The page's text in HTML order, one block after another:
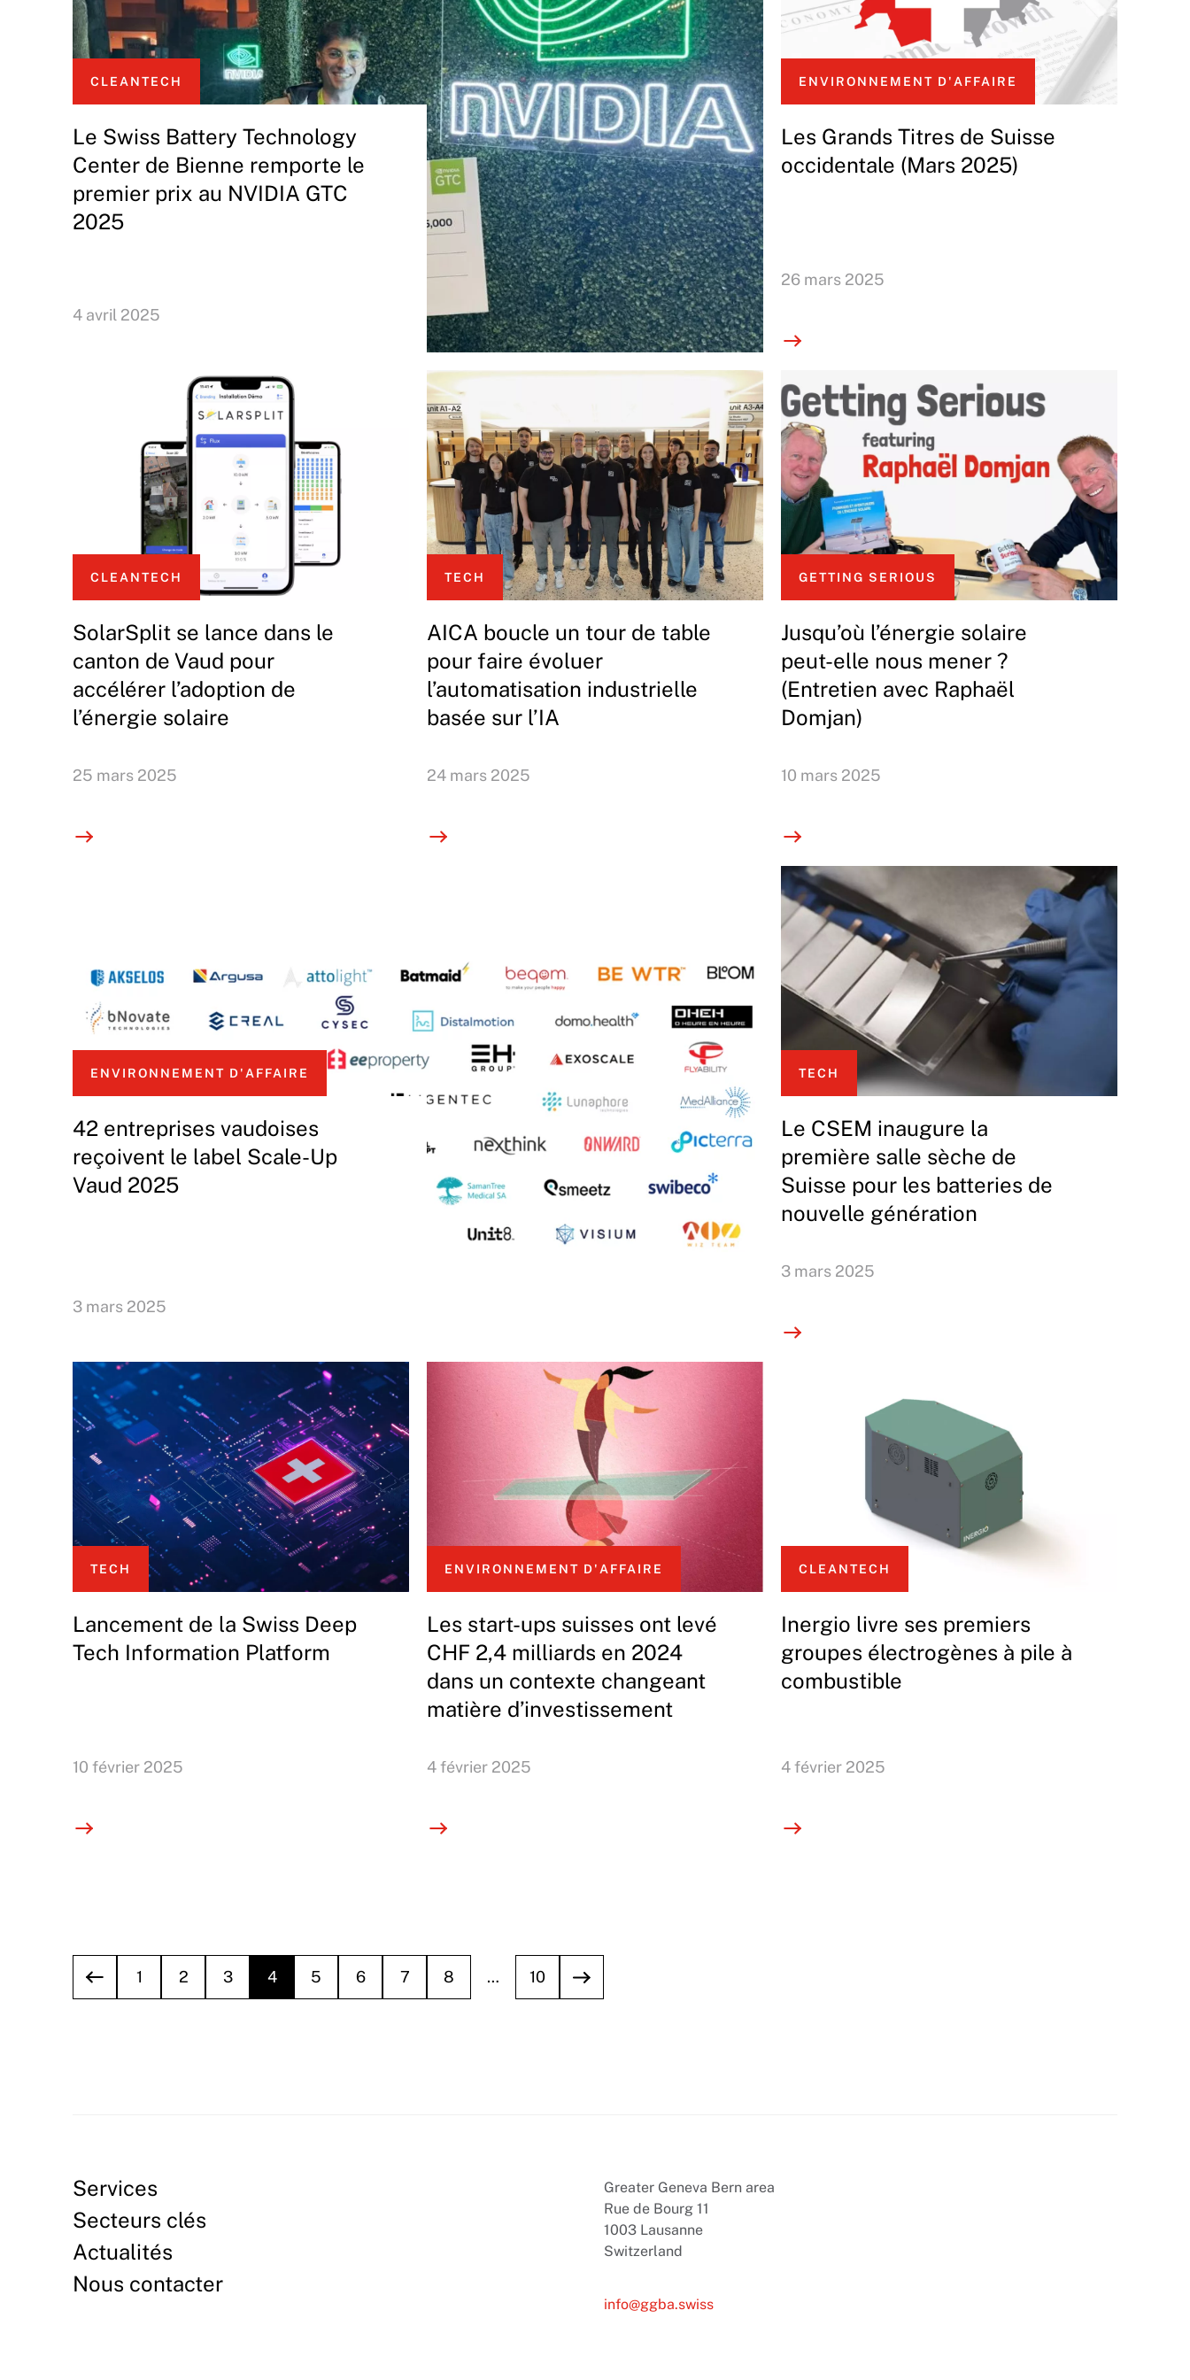
CLEANTECH
Le Swiss Battery Technology
Center de Bienne remporte le
premier prix au NVIDIA GTC
2025
4 avril 2025
ENVIRONNEMENT D'AFFAIRE
Les Grands Titres de Suisse
occidentale (Mars 2025)
26 mars 2025
CLEANTECH
SolarSplit se lance dans le
canton de Vaud pour
accélérer l’adoption de
l’énergie solaire
25 mars 2025
TECH
AICA boucle un tour de table
pour faire évoluer
l’automatisation industrielle
basée sur l’IA
24 mars 2025
GETTING SERIOUS
Jusqu’où l’énergie solaire
peut-elle nous mener ?
(Entretien avec Raphaël
Domjan)
10 mars 2025
ENVIRONNEMENT D'AFFAIRE
42 entreprises vaudoises
reçoivent le label Scale-Up
Vaud 2025
3 mars 2025
TECH
Le CSEM inaugure la
première salle sèche de
Suisse pour les batteries de
nouvelle génération
3 mars 2025
TECH
Lancement de la Swiss Deep
Tech Information Platform
10 février 2025
ENVIRONNEMENT D'AFFAIRE
Les start-ups suisses ont levé
CHF 2,4 milliards en 2024
dans un contexte changeant
matière d’investissement
4 février 2025
CLEANTECH
Inergio livre ses premiers
groupes électrogènes à pile à
combustible
4 février 2025
1 2 3 4 5 6 7 8 … 10
Services
Secteurs clés
Actualités
Nous contacter
Greater Geneva Bern area
Rue de Bourg 11
1003 Lausanne
Switzerland
info@ggba.swiss